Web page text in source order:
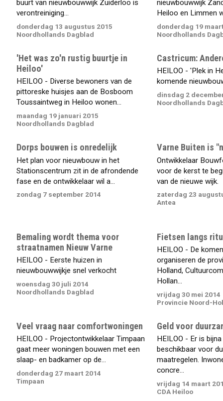
buurt van nieuwbouwwijk Zuiderloo is
verontreiniging...
donderdag 13 augustus 2015
Noordhollands Dagblad
nieuwbouwwijk
Heiloo en Limmen
donderdag 19
Noordhollands
'Het was zo'n rustig buurtje in
Heiloo'
HEILOO - Diverse bewoners van de
pittoreske huisjes aan de Bosboom
Toussaintweg in Heiloo wonen...
maandag 19 januari 2015
Noordhollands Dagblad
Castricum:
HEILOO - 'Plek in
komende
dinsdag 2
Noordhollands
Dorps bouwen is onredelijk
Het plan voor nieuwbouw in het
Stationscentrum zit in de afrondende
fase en de ontwikkelaar wil a...
zondag 7 september 2014
Varne Buiten is
Ontwikkelaar
voor de kerst te
van de nieuwe wijk.
zaterdag 23
Antea
Bemaling wordt thema voor
straatnamen Nieuw Varne
HEILOO - Eerste huizen in
nieuwbouwwijkje snel verkocht
woensdag 30 juli 2014
Noordhollands Dagblad
Fietsen langs
HEILOO - De
organiseren de
Holland,
Hollan...
vrijdag 30 mei 2014
Provincie Noord-
Veel vraag naar comfortwoningen
HEILOO - Projectontwikkelaar Timpaan
gaat meer woningen bouwen met een
slaap- en badkamer op de...
donderdag 27 maart 2014
Timpaan
Geld voor
HEILOO - Er is
beschikbaar voor
maatregelen.
concre...
vrijdag 14 maart
CDA Heiloo